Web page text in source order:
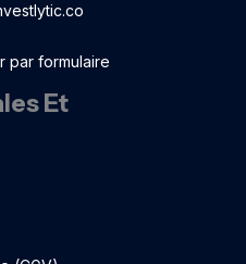
par formulaire
Et